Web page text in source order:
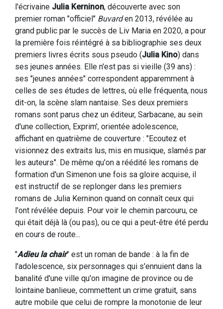
l'écrivaine Julia Kerninon, découverte avec son
premier roman "officiel" Buvarden 2013, révélée au
grand public par le succès de Liv Maria en 2020, a pour
la première fois réintégré à sa bibliographie ses deux
premiers livres écrits sous pseudo (Julia Kino) dans
ses jeunes années. Elle n'est pas si vieille (39 ans) :
ses "jeunes années" correspondent apparemment à
celles de ses études de lettres, où elle fréquenta, nous
dit-on, la scène slam nantaise. Ses deux premiers
romans sont parus chez un éditeur, Sarbacane, au sein
d'une collection, Exprim', orientée adolescence,
affichant en quatrième de couverture : "Ecoutez et
visionnez des extraits lus, mis en musique, slamés par
les auteurs". De même qu'on a réédité les romans de
formation d'un Simenon une fois sa gloire acquise, il
est instructif de se replonger dans les premiers
romans de Julia Kerninon quand on connaît ceux qui
l'ont révélée depuis. Pour voir le chemin parcouru, ce
qui était déjà là (ou pas), ou ce qui a peut-être été perdu
en cours de route...
"Adieu la chair" est un roman de bande : à la fin de
l'adolescence, six personnages qui s'ennuient dans la
banalité d'une ville qu'on imagine de province ou de
lointaine banlieue, commettent un crime gratuit, sans
autre mobile que celui de rompre la monotonie de leur